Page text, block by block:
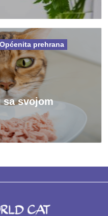
svojom
Općenita prehrana